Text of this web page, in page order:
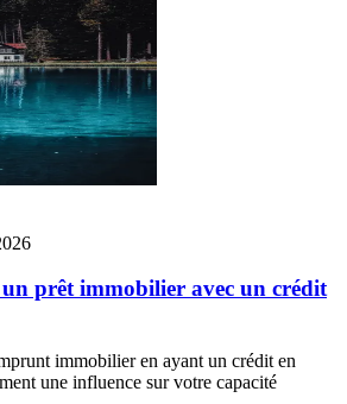
prêt immobilier avec un crédit
immobilier en ayant un crédit en
une influence sur votre capacité